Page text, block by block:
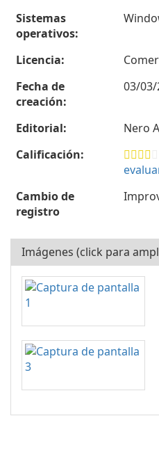
Sistemas
operativos:
Licencia:
Fecha de
creación:
03/03/
Editorial:
Nero
Calificación:
Cambio de
registro
Imágenes (click para